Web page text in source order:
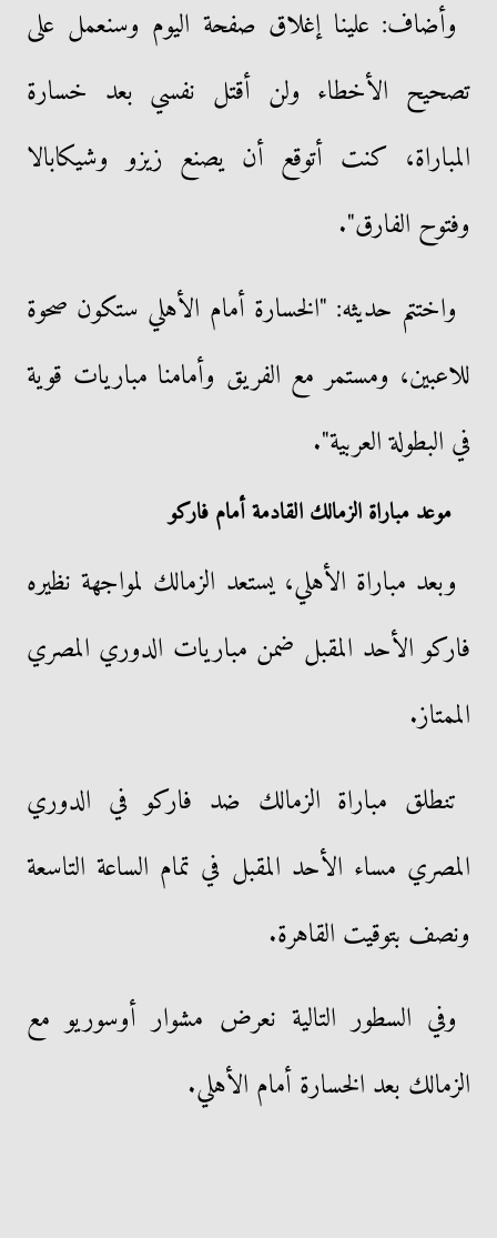
وأضاف: علينا إغلاق صفحة اليوم وسنعمل على
تصحيح الأخطاء ولن أقتل نفسي بعد خسارة
المباراة، كنت أتوقع أن يصنع زيزو وشيكابالا
وفتوح الفارق".
واختتم حديثه: "الخسارة أمام الأهلي ستكون صحوة
للاعبين، ومستمر مع الفريق وأمامنا مباريات قوية
في البطولة العربية".
موعد مباراة الزمالك القادمة أمام فاركو
وبعد مباراة الأهلي، يستعد الزمالك لمواجهة نظيره
فاركو الأحد المقبل ضمن مباريات الدوري المصري
الممتاز.
تنطلق مباراة الزمالك ضد فاركو في الدوري
المصري مساء الأحد المقبل في تمام الساعة التاسعة
ونصف بتوقيت القاهرة.
وفي السطور التالية نعرض مشوار أوسوريو مع
الزمالك بعد الخسارة أمام الأهلي.